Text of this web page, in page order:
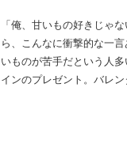
「俺、甘いもの好きじゃ
ら、こんなに衝撃的な一
いものが苦手だという人
インのプレゼント。バレ